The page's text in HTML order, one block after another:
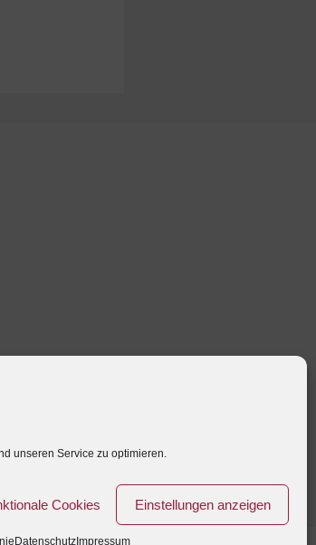
unseren Service zu optimieren.
Cookies Einstellungen anzeigen
DatenschutzImpressum